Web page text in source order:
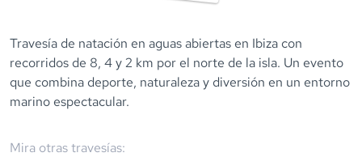
Travesía de natación en aguas abiertas en Ibiza con
recorridos de 8, 4 y 2 km por el norte de la isla. Un evento
que combina deporte, naturaleza y diversión en un entorno
marino espectacular.
Mira otras travesías: